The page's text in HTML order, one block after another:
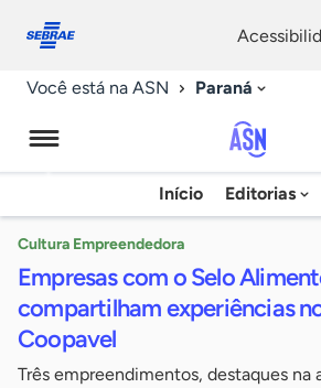
conosco
Você está na ASN Paraná
Início Editorias
Cultura Empreendedora
Empresas com o Selo
compartilham experiências
Coopavel
Três empreendimentos, destaques na